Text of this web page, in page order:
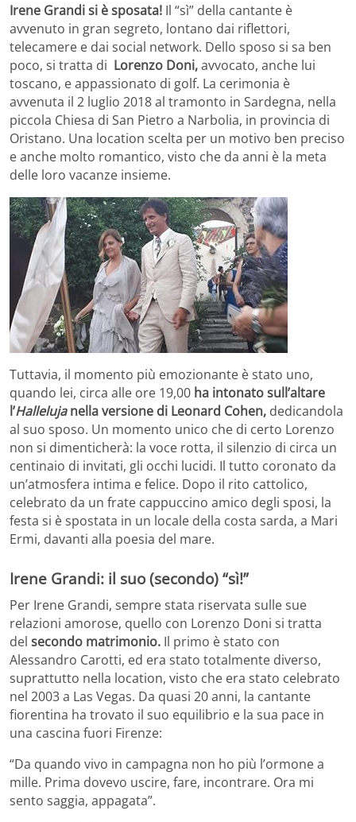
Irene Grandi si è sposata! Il “sì” della cantante è
avvenuto in gran segreto, lontano dai riflettori,
telecamere e dai social network. Dello sposo si sa ben
poco, si tratta di Lorenzo Doni,avvocato, anche lui
toscano, e appassionato di golf. La cerimonia è
avvenuta il 2 luglio 2018 al tramonto in Sardegna, nella
piccola Chiesa di San Pietro a Narbolia, in provincia di
Oristano. Una location scelta per un motivo ben preciso
e anche molto romantico, visto che da anni è la meta
delle loro vacanze insieme.
Tuttavia, il momento più emozionante è stato uno,
quando lei, circa alle ore 19,00 ha intonato sull’altare
l’Halleluja nella versione di Leonard Cohen, dedicandola
al suo sposo. Un momento unico che di certo Lorenzo
non si dimenticherà: la voce rotta, il silenzio di circa un
centinaio di invitati, gli occhi lucidi. Il tutto coronato da
un’atmosfera intima e felice. Dopo il rito cattolico,
celebrato da un frate cappuccino amico degli sposi, la
festa si è spostata in un locale della costa sarda, a Mari
Ermi, davanti alla poesia del mare.
Irene Grandi: il suo (secondo) “sì!”
Per Irene Grandi, sempre stata riservata sulle sue
relazioni amorose, quello con Lorenzo Doni si tratta
del secondo matrimonio. Il primo è stato con
Alessandro Carotti, ed era stato totalmente diverso,
suprattutto nella location, visto che era stato celebrato
nel 2003 a Las Vegas. Da quasi 20 anni, la cantante
fiorentina ha trovato il suo equilibrio e la sua pace in
una cascina fuori Firenze:
“Da quando vivo in campagna non ho più l’ormone a
mille. Prima dovevo uscire, fare, incontrare. Ora mi
sento saggia, appagata”.